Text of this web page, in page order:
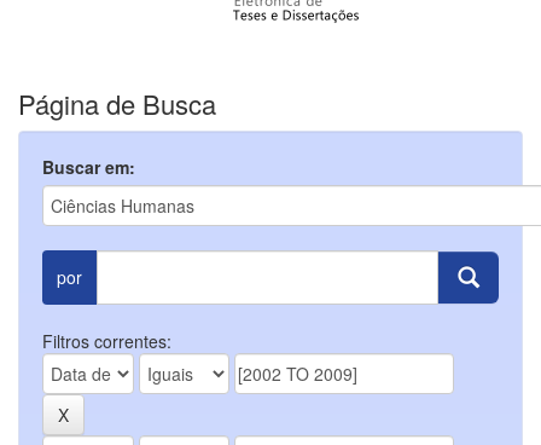
Página de Busca
Buscar em:
por
Filtros correntes: